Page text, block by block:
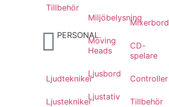
Tillbehör
PERSONAL.
Ljudtekniker
Ljustekniker
Miljöbelysning
Moving
Heads
Ljusbord
Ljustativ
Mixerbord
CD-
spelare
Controller
Tillbehör